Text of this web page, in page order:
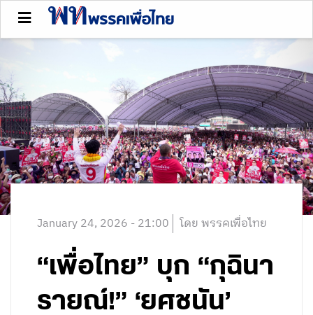
January 24, 2026 - 21:00 โดย พรรคเพื่อไทย
“เพื่อไทย” บุก “กุฉินา
รายณ์!” ‘ยศชนัน’